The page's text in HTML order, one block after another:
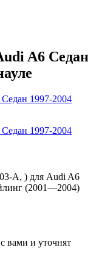
A6 Седан
A, ) для Audi A6
(2001—2004)
вами и уточнят